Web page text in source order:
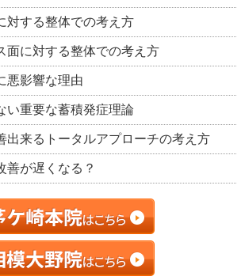
対する整体での考え方
面に対する整体での考え方
悪影響な理由
い重要な蓄積発症理論
出来るトータルアプローチの考え方
善が遅くなる？